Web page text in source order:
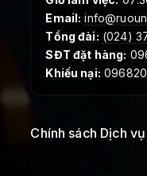
Email:
Tổng đài: (024)
SĐT đặt hàng:
Khiếu nại:
Chính sách Dịch vụ